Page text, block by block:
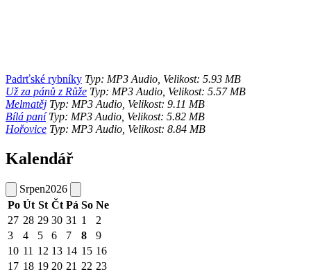
Padrťské rybníky Typ: MP3 Audio, Velikost: 5.93 MB
Už za pánů z Růže Typ: MP3 Audio, Velikost: 5.57 MB
Melmatěj Typ: MP3 Audio, Velikost: 9.11 MB
Bílá paníTyp: MP3 Audio, Velikost: 5.82 MB
Hořovice Typ: MP3 Audio, Velikost: 8.84 MB
Kalendář
Srpen2026
Po Út St Čt Pá So Ne
27 28 29 30 31 1
2
3
4 5 6 7 8
9
10 11 12 13 14 15 16
17 18 19 20 21 22 23